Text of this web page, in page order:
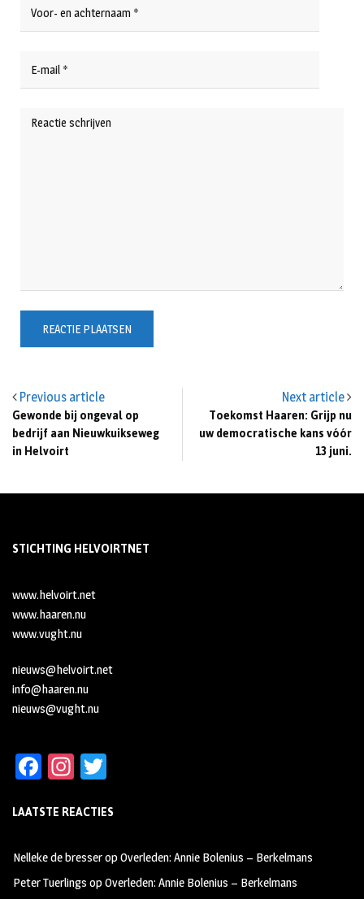
Previous article
Gewonde bij ongeval op
bedrijf aan Nieuwkuikseweg
in Helvoirt
Next article
Toekomst Haaren: Grijp nu
uw democratische kans vóór
13 juni.
STICHTING HELVOIRTNET
www.helvoirt.net
www.haaren.nu
www.vught.nu
nieuws@helvoirt.net
info@haaren.nu
nieuws@vught.nu
Fa
b
oo
k
In
ag
m
tt
LAATSTE REACTIES
Nelleke de bresseropOverleden: Annie Bolenius – Berkelmans
Peter Tuerlings opOverleden: Annie Bolenius – Berkelmans